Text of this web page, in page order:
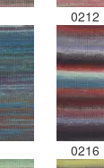
0212
0216